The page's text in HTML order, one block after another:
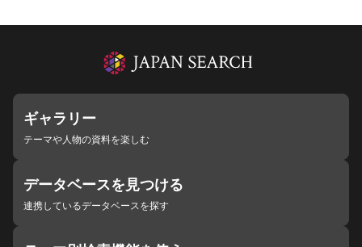
ギャラリー
テーマや人物の資料を楽しむ
データベースを見つける
連携しているデータベースを探す